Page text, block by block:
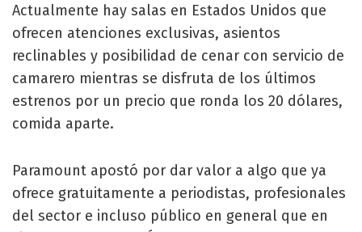
Actualmente hay salas en Estados Unidos que
ofrecen atenciones exclusivas, asientos
reclinables y posibilidad de cenar con servicio de
camarero mientras se disfruta de los últimos
estrenos por un precio que ronda los 20 dólares,
comida aparte.
Paramount apostó por dar valor a algo que ya
ofrece gratuitamente a periodistas, profesionales
del sector e incluso público en general que en